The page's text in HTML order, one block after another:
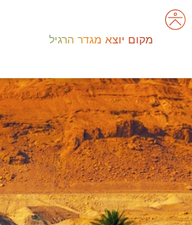
מקום יוצא מגדר הרגיל